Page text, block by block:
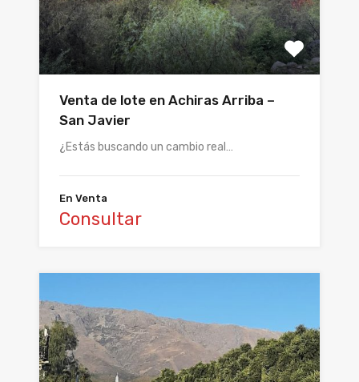
Venta de lote en Achiras Arriba –
San Javier
¿Estás buscando un cambio real…
En Venta
Consultar